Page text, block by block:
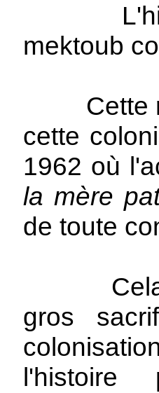
mektoub
Cette
cette
1962 où
la mère
de toute
Cela va
gros
l'histoire